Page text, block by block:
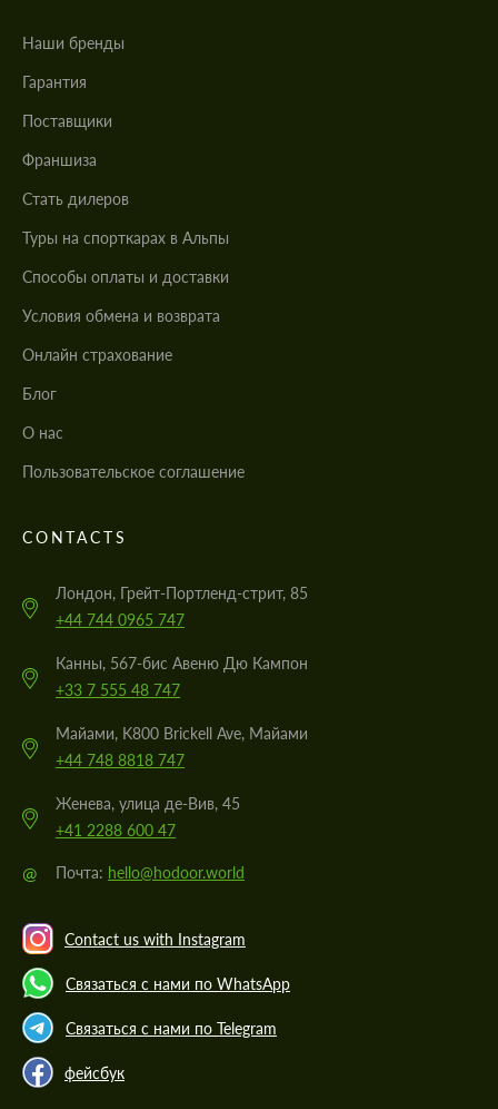
Наши бренды
Гарантия
Поставщики
Франшиза
Стать дилеров
Туры на спорткарах в Альпы
Cпособы оплаты и доставки
Условия обмена и возврата
Онлайн страхование
Блог
О нас
Пользовательское соглашение
CONTACTS
Лондон, Грейт-Портленд-стрит, 85
+44 744 0965 747
Канны, 567-бис Авеню Дю Кампон
+33 7 555 48 747
Майами, K800 Brickell Ave, Майами
+44 748 8818 747
Женева, улица де-Вив, 45
+41 2288 600 47
@ Почта: hello@hodoor.world
Contact us with Instagram
Связаться с нами по WhatsApp
Связаться с нами по Telegram
фейсбук